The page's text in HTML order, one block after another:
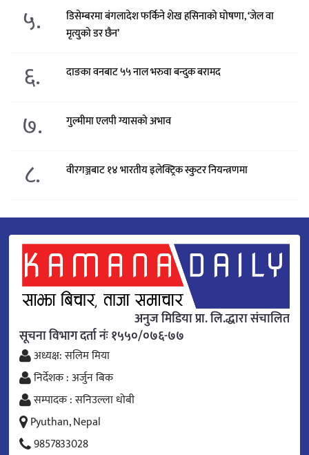
५.
डिसेम्बरमा बंगलादेश फर्किने शेख हसिनाको घोषणा, ‘जेल वा
मृत्युको डर छैन’
६. दाङका वनबाट ५५ नाल भरुवा बन्दुक बरामद
७. गुल्मीमा एलपी ग्यासको अभाव
८. वीरगञ्जबाट १४ भारतीय इलेक्ट्रिक स्कुटर नियन्त्रणमा
अनुज मिडिया प्रा. लि.द्धारा संचालित
सूचना विभाग दर्ता नंः १५५०/०७६-७७
अध्यक्ष: सलिम मिया
निर्देशक : अर्जुन बिक
सम्पादक : सनिउल्ला धोबी
Pyuthan, Nepal
9857833028